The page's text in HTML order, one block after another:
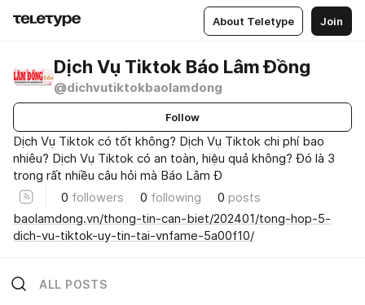
About Teletype Join
Dịch Vụ Tiktok Báo Lâm Đồng
@dichvutiktokbaolamdong
Follow
Dịch Vụ Tiktok có tốt không? Dịch Vụ Tiktok chi phí bao
nhiêu? Dịch Vụ Tiktok có an toàn, hiệu quả không? Đó là 3
trong rất nhiều câu hỏi mà Báo Lâm Đ
0 followers 0 following 0 posts
baolamdong.vn/thong-tin-can-biet/202401/tong-hop-5-
dich-vu-tiktok-uy-tin-tai-vnfame-5a00f10/
ALL POSTS